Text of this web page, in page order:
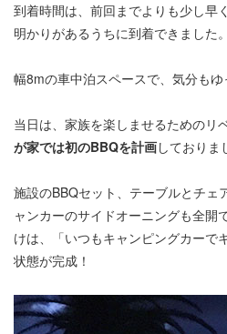
到着時間は、前回までよりも少し早
明かりがあるうちに到着できました。
幅8mの車中泊スペースで、気分もゆ
当日は、家族を楽しませるためのリ
が家では初のBBQを計画しておりま
施設のBBQセット、テーブルとチェ
ャンカーのサイドオーニングも全開
けは、「いつもキャンピングカーで
状態が完成！